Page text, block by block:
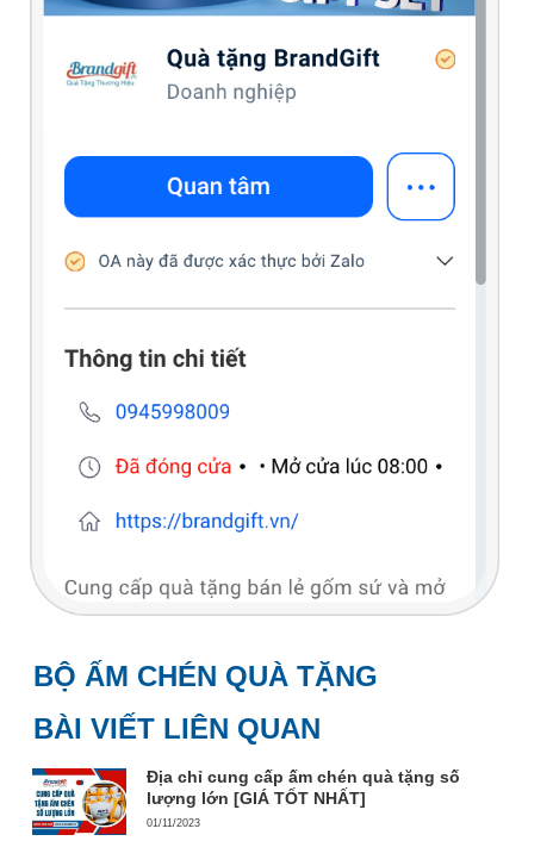
BỘ ẤM CHÉN QUÀ TẶNG
BÀI VIẾT LIÊN QUAN
Địa chỉ cung cấp ấm chén quà tặng số
lượng lớn [GIÁ TỐT NHẤT]
01/11/2023